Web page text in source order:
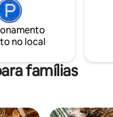
a
central.
equipada,
mesa e
quem procura
estilo rústico e
no local
famílias